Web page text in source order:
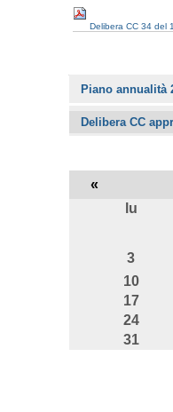
Delibera CC 34 del
Navigazione
Piano annualità
Delibera CC
«
lu
3
10
17
24
31